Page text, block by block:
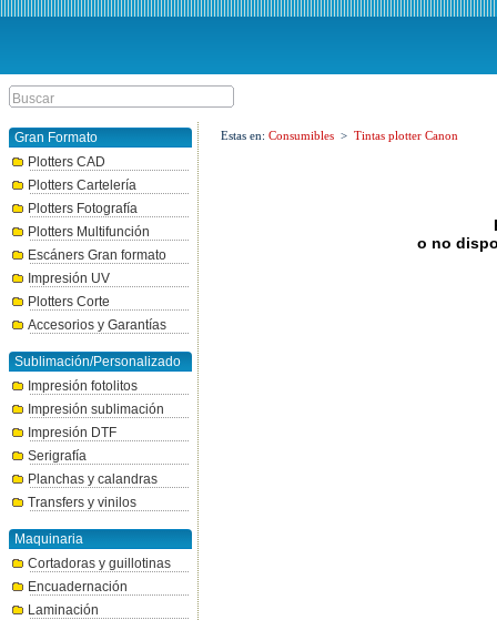
Gran Formato
Plotters CAD
Plotters Cartelería
Plotters Fotografía
Plotters Multifunción
Escáners Gran formato
Impresión UV
Plotters Corte
Accesorios y Garantías
Sublimación/Personalizado
Impresión fotolitos
Impresión sublimación
Impresión DTF
Serigrafía
Planchas y calandras
Transfers y vinilos
Maquinaria
Cortadoras y guillotinas
Encuadernación
Laminación
Estas en: Consumibles > Tintas plotter Canon
o no